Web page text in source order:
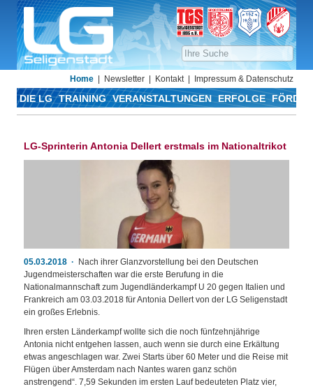
Home Newsletter Kontakt Impressum & Datenschutz
DIE LG TRAINING VERANSTALTUNGEN ERFOLGE
LG-Sprinterin Antonia Dellert erstmals im Nationaltrikot
05.03.2018
Nach ihrer Glanzvorstellung bei den Deutschen
Jugendmeisterschaften war die erste Berufung in die
Nationalmannschaft zum Jugendländerkampf U 20 gegen Italien und
Frankreich am 03.03.2018 für Antonia Dellert von der LG Seligenstadt
ein großes Erlebnis.
Ihren ersten Länderkampf wollte sich die noch fünfzehnjährige
Antonia nicht entgehen lassen, auch wenn sie durch eine Erkältung
etwas angeschlagen war. Zwei Starts über 60 Meter und die Reise mit
Flügen über Amsterdam nach Nantes waren ganz schön
anstrengend“. 7,59 Sekunden im ersten Lauf bedeuteten Platz vier,